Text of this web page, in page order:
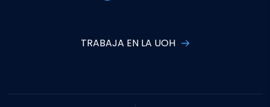
TRABAJA EN LA UOH